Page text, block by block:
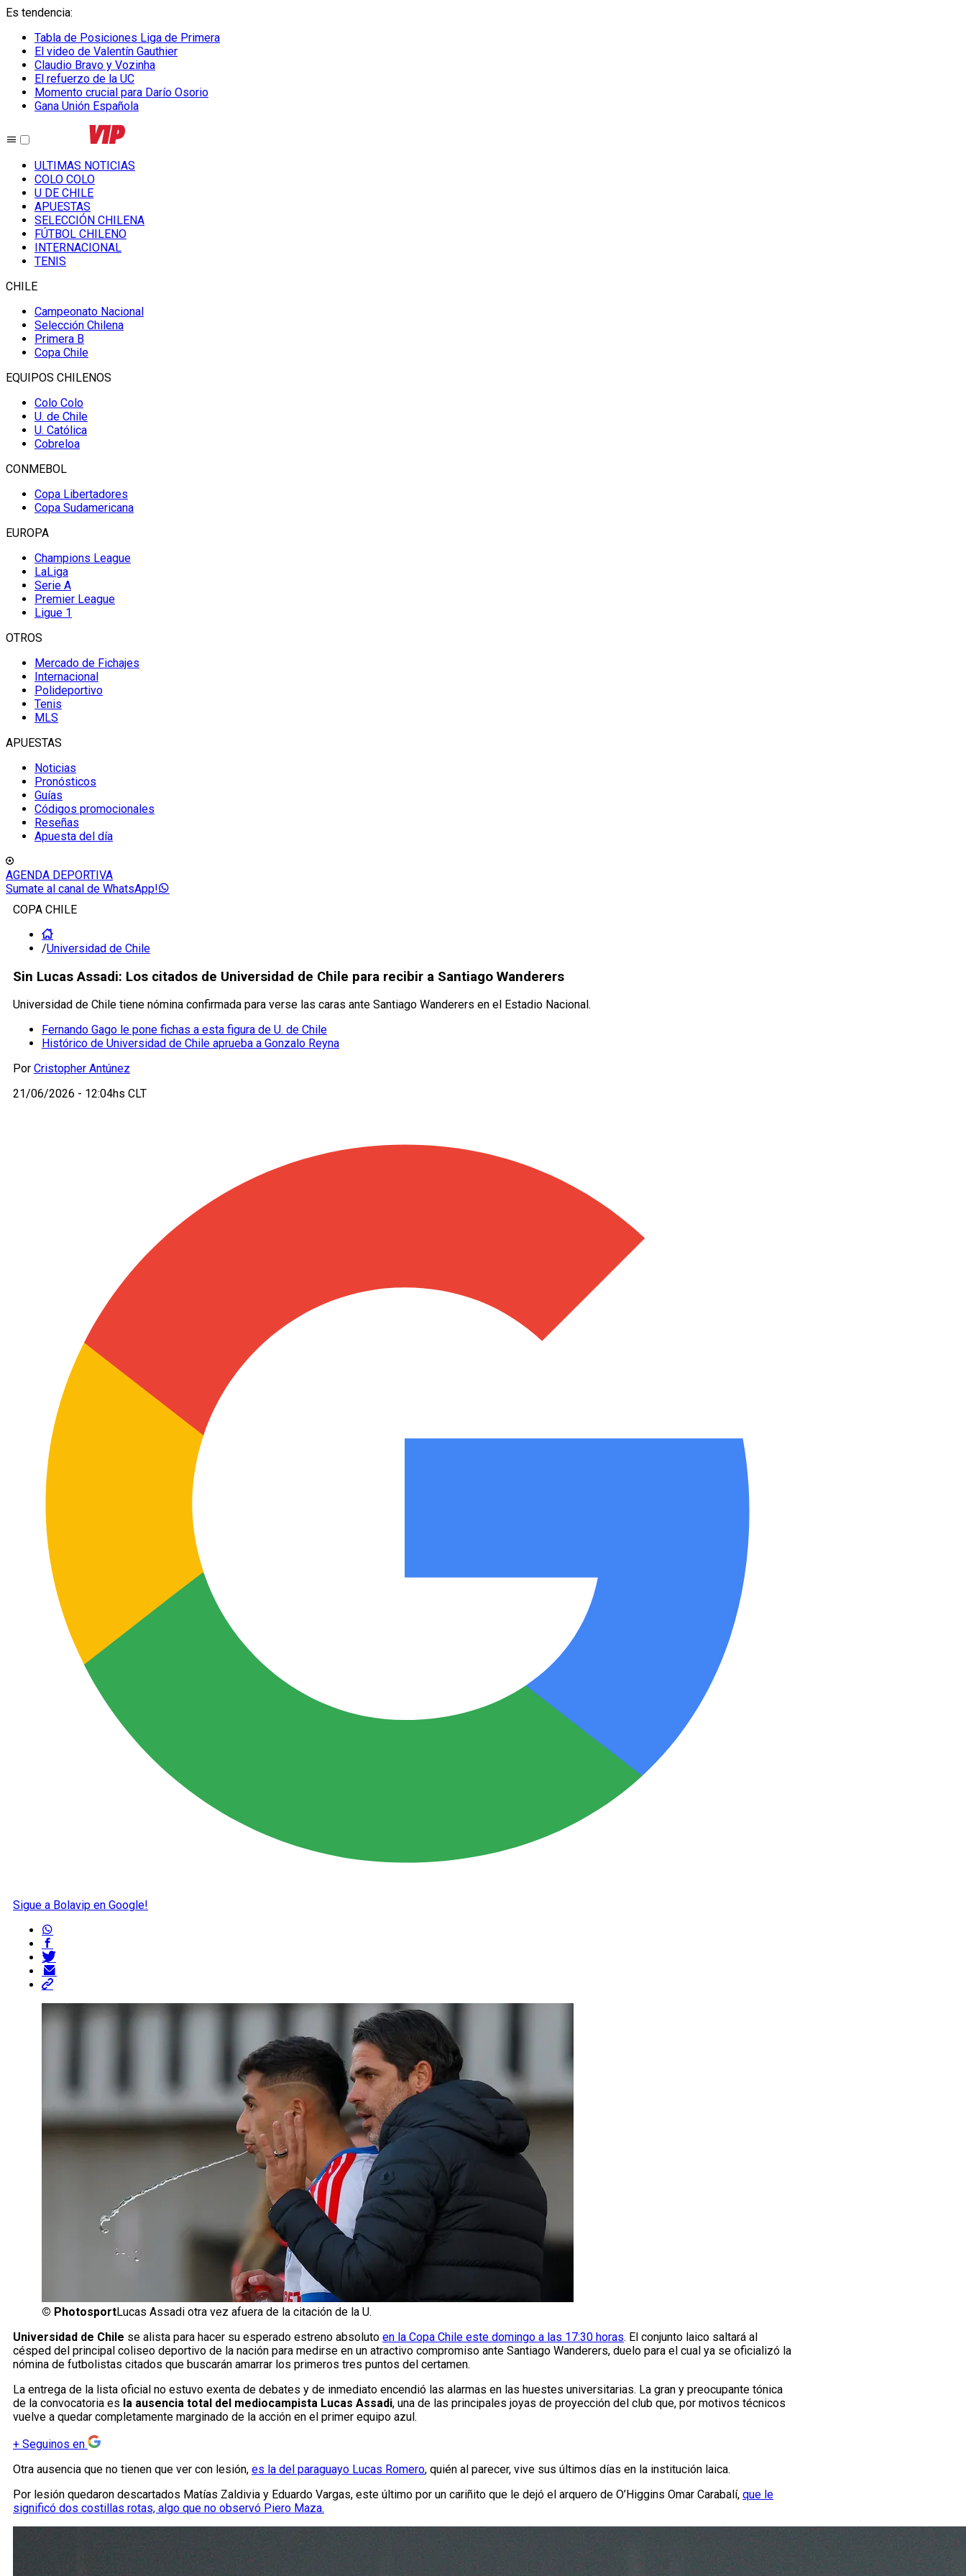
Es tendencia:
Tabla de Posiciones Liga de Primera
El video de Valentín Gauthier
Claudio Bravo y Vozinha
El refuerzo de la UC
Momento crucial para Darío Osorio
Gana Unión Española
ULTIMAS NOTICIAS
COLO COLO
U DE CHILE
APUESTAS
SELECCIÓN CHILENA
FÚTBOL CHILENO
INTERNACIONAL
TENIS
CHILE
Campeonato Nacional
Selección Chilena
Primera B
Copa Chile
EQUIPOS CHILENOS
Colo Colo
U. de Chile
U. Católica
Cobreloa
CONMEBOL
Copa Libertadores
Copa Sudamericana
EUROPA
Champions League
LaLiga
Serie A
Premier League
Ligue 1
OTROS
Mercado de Fichajes
Internacional
Polideportivo
Tenis
MLS
APUESTAS
Noticias
Pronósticos
Guías
Códigos promocionales
Reseñas
Apuesta del día
AGENDA DEPORTIVA
Sumate al canal de WhatsApp!
COPA CHILE
/Universidad de Chile
Sin Lucas Assadi: Los citados de Universidad de Chile para recibir a Santiago Wanderers
Universidad de Chile tiene nómina confirmada para verse las caras ante Santiago Wanderers en el Estadio Nacional.
Fernando Gago le pone fichas a esta figura de U. de Chile
Histórico de Universidad de Chile aprueba a Gonzalo Reyna
Por Cristopher Antúnez
21/06/2026 - 12:04hs CLT
Sigue a Bolavip en Google!
© PhotosportLucas Assadi otra vez afuera de la citación de la U.
Universidad de Chile se alista para hacer su esperado estreno absoluto en la Copa Chile este domingo a las 17:30 horas. El conjunto laico saltará al
césped del principal coliseo deportivo de la nación para medirse en un atractivo compromiso ante Santiago Wanderers, duelo para el cual ya se oficializó la
nómina de futbolistas citados que buscarán amarrar los primeros tres puntos del certamen.
La entrega de la lista oficial no estuvo exenta de debates y de inmediato encendió las alarmas en las huestes universitarias. La gran y preocupante tónica
de la convocatoria es la ausencia total del mediocampista Lucas Assadi, una de las principales joyas de proyección del club que, por motivos técnicos
vuelve a quedar completamente marginado de la acción en el primer equipo azul.
+ Seguinos en
Otra ausencia que no tienen que ver con lesión, es la del paraguayo Lucas Romero, quién al parecer, vive sus últimos días en la institución laica.
Por lesión quedaron descartados Matías Zaldivia y Eduardo Vargas, este último por un cariñito que le dejó el arquero de O’Higgins Omar Carabalí, que le
significó dos costillas rotas, algo que no observó Piero Maza.